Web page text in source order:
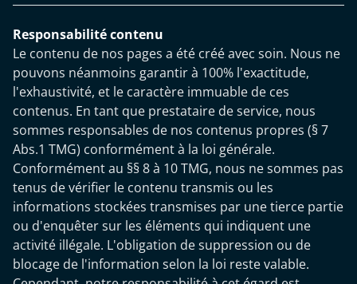
Responsabilité contenu
Le contenu de nos pages a été créé avec soin. Nous ne
pouvons néanmoins garantir à 100% l'exactitude,
l'exhaustivité, et le caractère immuable de ces
contenus. En tant que prestataire de service, nous
sommes responsables de nos contenus propres (§ 7
Abs.1 TMG) conformément à la loi générale.
Conformément au §§ 8 à 10 TMG, nous ne sommes pas
tenus de vérifier le contenu transmis ou les
informations stockées transmises par une tierce partie
ou d'enquêter sur les éléments qui indiquent une
activité illégale. L'obligation de suppression ou de
blocage de l'information selon la loi reste valable.